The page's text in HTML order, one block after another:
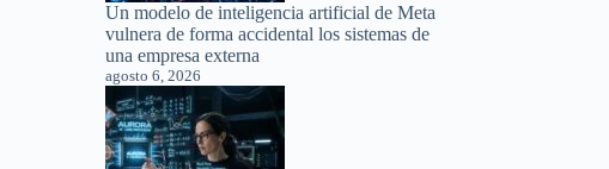
Un modelo de inteligencia artificial de Meta
vulnera de forma accidental los sistemas de
una empresa externa
agosto 6, 2026